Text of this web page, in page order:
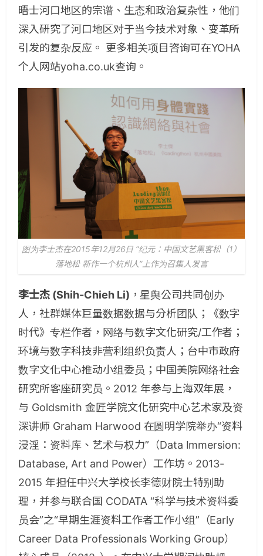
晤士河口地区的宗谱、生态和政治复杂性，他们
深入研究了河口地区对于当今技术对象、变革所
引发的复杂反应。 更多相关项目咨询可在YOHA
个人网站yoha.co.uk查询。
图为李士杰在2015年12月26日 “纪元：中国文艺黑客松（1）
落地松 新作一个杭州人”上作为召集人发言
李士杰 (Shih-Chieh Li) ，星舆公司共同创办
人，社群媒体巨量数据数据与分析团队；《数字
时代》专栏作者，网络与数字文化研究/工作者；
环境与数字科技非营利组织负责人；台中市政府
数字文化中心推动小组委员；中国美院网络社会
研究所客座研究员。2012 年参与上海双年展，
与 Goldsmith 金匠学院文化研究中心艺术家及资
深讲师 Graham Harwood 在圆明学院举办“资料
浸淫：资料库、艺术与权力”（Data Immersion:
Database, Art and Power）工作坊。2013-
2015 年担任中兴大学校长李德财院士特别助
理，并参与联合国 CODATA “科学与技术资料委
员会”之“早期生涯资料工作者工作小组”（Early
Career Data Professionals Working Group）